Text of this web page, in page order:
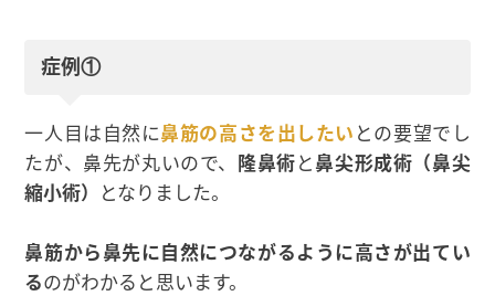
症例①
一人目は自然に鼻筋の高さを出したい との要望でし
たが、鼻先が丸いので、 隆鼻術と鼻尖形成術（鼻尖
縮小術） となりました。
鼻筋から鼻先に自然につながるように高さが出てい
るのがわかると思います。